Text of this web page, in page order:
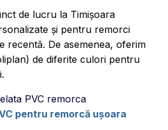
de lucru la Timișoara
și pentru remorci
recentă. De asemenea, oferim
de diferite culori pentru
pentru remorcă ușoara